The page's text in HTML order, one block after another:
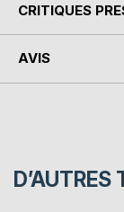
CRITIQUES
AVIS
D’AUTRES